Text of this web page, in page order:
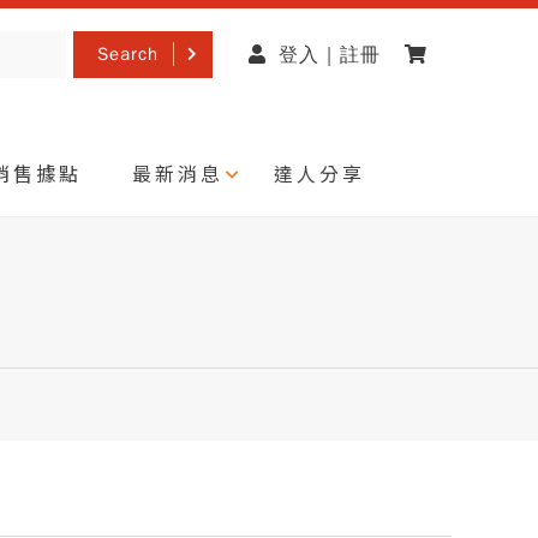
Search 登入 | 註冊
售據點 最新消息 達人分享